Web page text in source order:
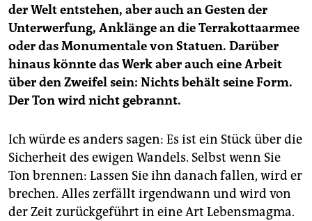
der Welt entstehen, aber auch an Gesten der
Unterwerfung, Anklänge an die Terrakottaarmee
oder das Monumentale von Statuen. Darüber
hinaus könnte das Werk aber auch eine Arbeit
über den Zweifel sein: Nichts behält seine Form.
Der Ton wird nicht gebrannt.
Ich würde es anders sagen: Es ist ein Stück über die
Sicherheit des ewigen Wandels. Selbst wenn Sie
Ton brennen: Lassen Sie ihn danach fallen, wird er
brechen. Alles zerfällt irgendwann und wird von
der Zeit zurückgeführt in eine Art Lebensmagma.